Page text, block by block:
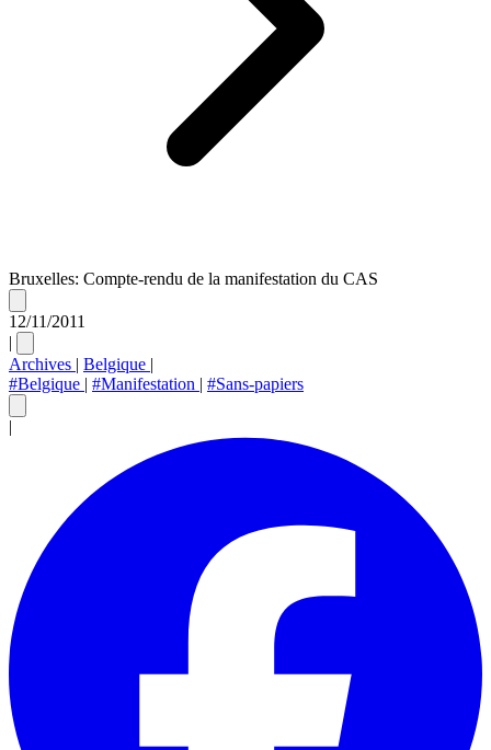
Bruxelles: Compte-rendu de la manifestation du CAS
12/11/2011
|
Archives | Belgique |
#Belgique | #Manifestation | #Sans-papiers
|